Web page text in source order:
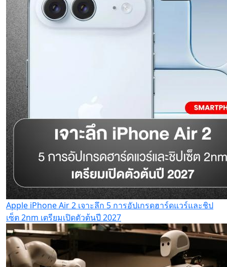
Apple iPhone Air 2 เจาะลึก 5 การอัปเกรดฮาร์ดแวร์และชิป
เซ็ต 2nm เตรียมเปิดตัวต้นปี 2027